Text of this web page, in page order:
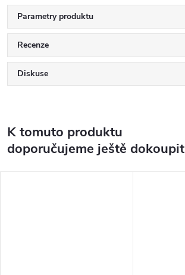
Parametry produktu
Recenze
Diskuse
K tomuto produktu
doporučujeme ještě dokoupit